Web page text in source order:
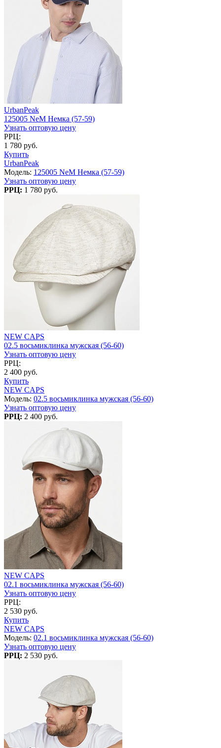
UrbanPeak
125005 NeM Немка (57-59)
Узнать оптовую цену
РРЦ:
1 780 руб.
Купить
UrbanPeak
Модель: 125005 NeM Немка (57-59)
Узнать оптовую цену
РРЦ: 1 780 руб.
NEW CAPS
02.5 восьмиклинка мужская (56-60)
Узнать оптовую цену
РРЦ:
2 400 руб.
Купить
NEW CAPS
Модель: 02.5 восьмиклинка мужская (56-60)
Узнать оптовую цену
РРЦ: 2 400 руб.
NEW CAPS
02.1 восьмиклинка мужская (56-60)
Узнать оптовую цену
РРЦ:
2 530 руб.
Купить
NEW CAPS
Модель: 02.1 восьмиклинка мужская (56-60)
Узнать оптовую цену
РРЦ: 2 530 руб.